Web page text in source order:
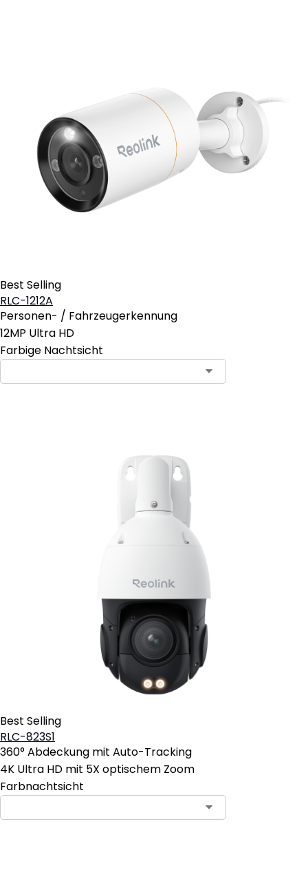
Best Selling
RLC-1212A
Personen- / Fahrzeugerkennung
12MP Ultra HD
Farbige Nachtsicht
Best Selling
RLC-823S1
360° Abdeckung mit Auto-Tracking
4K Ultra HD mit 5X optischem Zoom
Farbnachtsicht